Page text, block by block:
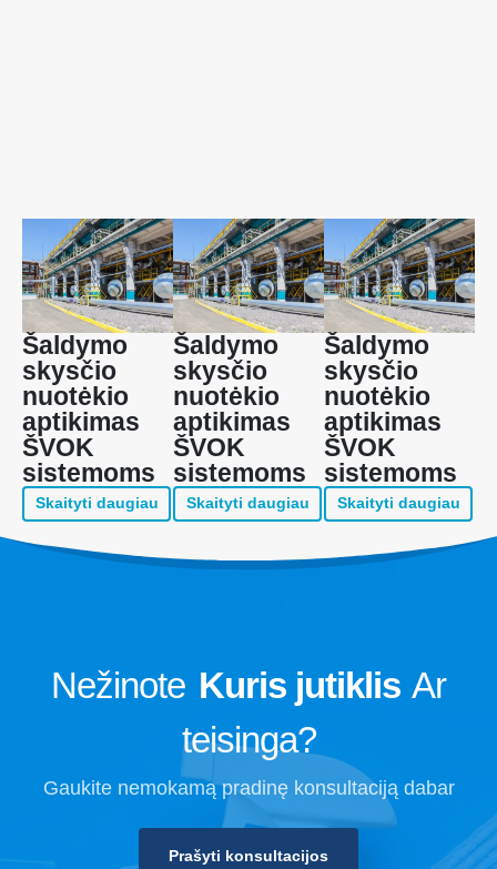
Šaldymo
skysčio
nuotėkio
aptikimas
ŠVOK
sistemoms
Skaityti daugiau
Šaldymo
skysčio
nuotėkio
aptikimas
ŠVOK
sistemoms
Skaityti daugiau
Šaldymo
skysčio
nuotėkio
aptikimas
ŠVOK
sistemoms
Skaityti daugiau
Nežinote Kuris jutiklis Ar
teisinga?
Gaukite nemokamą pradinę konsultaciją dabar
Prašyti konsultacijos